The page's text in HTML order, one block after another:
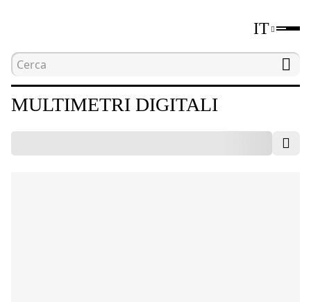
IT
Home Strumenti per le misurazioni
MULTIMETRI DIGITALI